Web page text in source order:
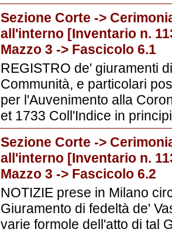
Sezione Corte ->
all'interno [Inventario n.
Mazzo 3 -> Fascicolo 6.1
REGISTRO de' giuramenti
Communità, e particolari
per l'Auvenimento alla
et 1733 Coll'Indice in
Sezione Corte ->
all'interno [Inventario n.
Mazzo 3 -> Fascicolo 6.2
NOTIZIE prese in Milano
Giuramento di fedeltà de'
varie formole dell'atto di tal